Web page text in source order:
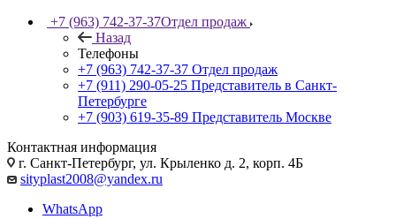
+7 (963) 742-37-37Отдел продаж
Назад
Телефоны
+7 (963) 742-37-37 Отдел продаж
+7 (911) 290-05-25 Представитель в Санкт-
Петербурге
+7 (903) 619-35-89 Представитель Москве
Контактная информация
г. Санкт-Петербург, ул. Крыленко д. 2, корп. 4Б
sityplast2008@yandex.ru
WhatsApp